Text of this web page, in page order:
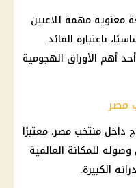
معنوية مهمة للاعبين
باعتباره القائد
أهم الأوراق الهجومية
مصر
داخل منتخب مصر، معتبرًا
للمكانة العالمية
الكبيرة.